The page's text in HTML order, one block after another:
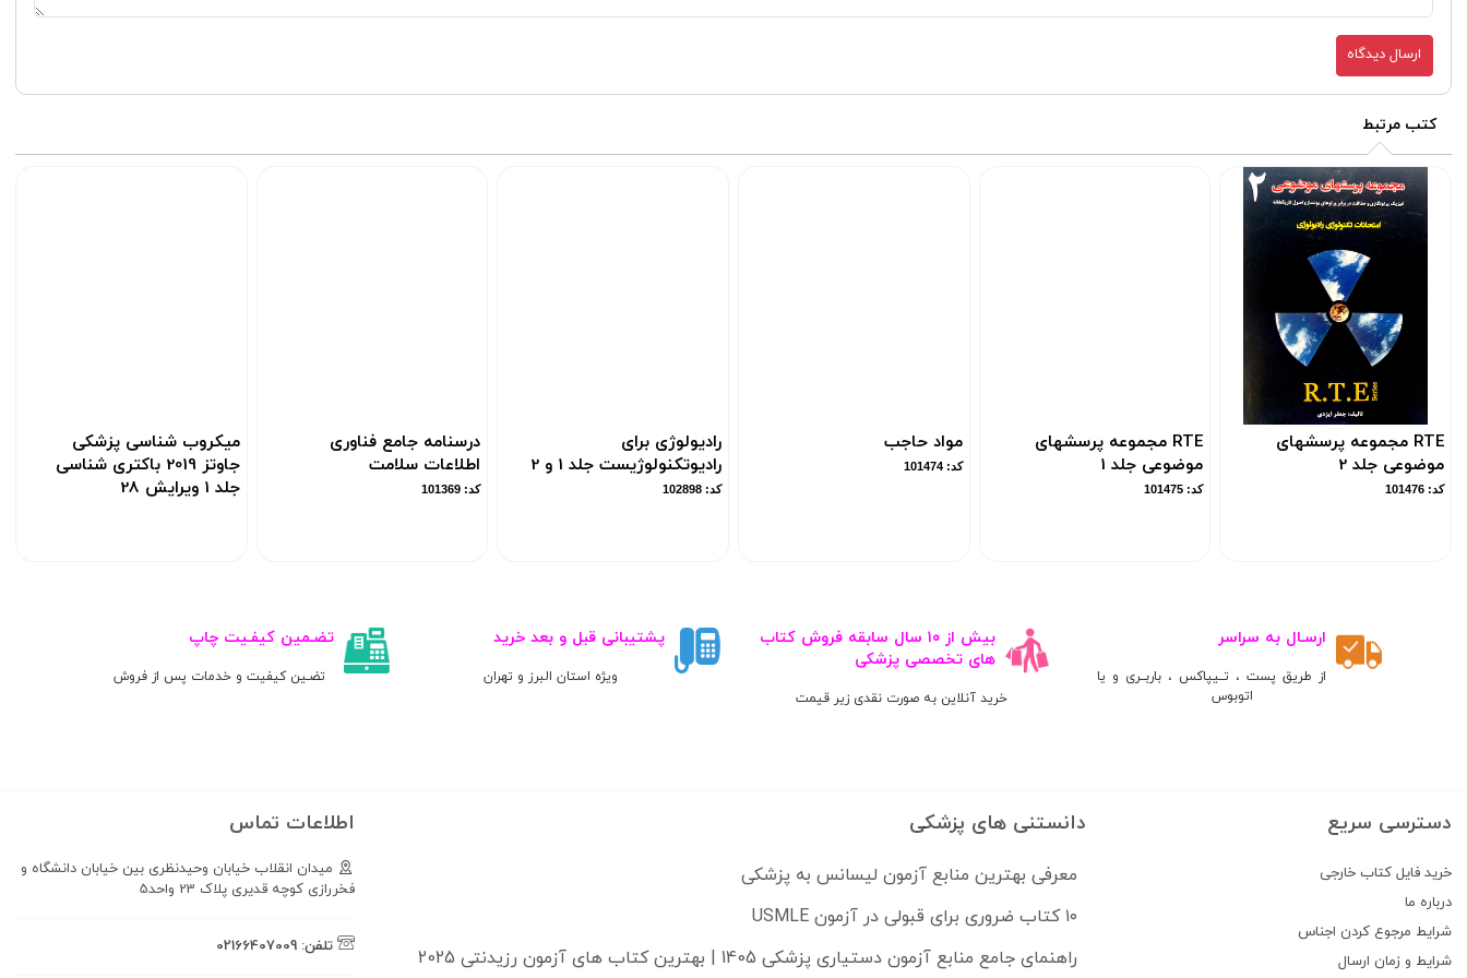
ارسال دیدگاه
کتب مرتبط
RTE مجموعه پرسشهای
موضوعی جلد 2
کد: 101476
RTE مجموعه پرسشهای
موضوعی جلد 1
کد: 101475
مواد حاجب
کد: 101474
رادیولوژی برای
رادیوتکنولوژیست جلد 1 و 2
کد: 102898
درسنامه جامع فناوری
اطلاعات سلامت
کد: 101369
میکروب شناسی پزشکی
جاوتز 2019 باکتری شناسی
جلد 1 ویرایش 28
ارسـال به سراسر
از طریق پست ، تــیپاکس ، باربــری و یا
اتوبوس
بیش از ۱۰ سال سابقه فروش کتاب‌
های تخصصی پزشکی
خرید آنلاین به صورت نقدی زیر قیمت
پشتیبانی قبل و بعد خرید
ویژه استان البرز و تهران
تضـمین کیفـیت چاپ
تضـین کیفیت و خدمات پس از فروش
دسترسی سریع
خرید فایل کتاب خارجی
درباره ما
شرایط مرجوع کردن اجناس
شرایط و زمان ارسال
دانستنی های پزشکی
معرفی بهترین منابع آزمون لیسانس به پزشکی
۱۰ کتاب ضروری برای قبولی در آزمون USMLE
راهنمای جامع منابع آزمون دستیاری پزشکی 1405 | بهترین کتاب های آزمون رزیدنتی 2025
اطلاعات تماس
میدان انقلاب خیابان وحیدنظری بین خیابان دانشگاه و
فخررازی کوچه قدیری پلاک 23 واحد5
تلفن: 02166407009